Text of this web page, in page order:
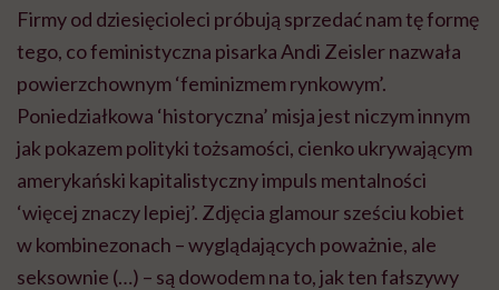
Firmy od dziesięcioleci próbują sprzedać nam tę formę
tego, co feministyczna pisarka Andi Zeisler nazwała
powierzchownym ‘feminizmem rynkowym’.
Poniedziałkowa ‘historyczna’ misja jest niczym innym
jak pokazem polityki tożsamości, cienko ukrywającym
amerykański kapitalistyczny impuls mentalności
‘więcej znaczy lepiej’. Zdjęcia glamour sześciu kobiet
w kombinezonach – wyglądających poważnie, ale
seksownie (…) – są dowodem na to, jak ten fałszywy